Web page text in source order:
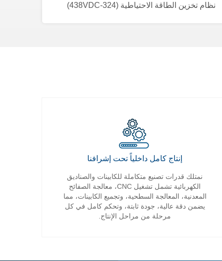
نظام تخزين الطاقة الاحتياطية (324-438VDC)
إنتاج كامل داخلياً تحت إشرافنا
نمتلك قدرات تصنيع متكاملة للكابينات والصناديق
الكهربائية تشمل تشغيل CNC، معالجة الصفائح
المعدنية، المعالجة السطحية، وتجميع الكابينات، مما
يضمن دقة عالية، جودة ثابتة، وتحكم كامل في كل
مرحلة من مراحل الإنتاج.